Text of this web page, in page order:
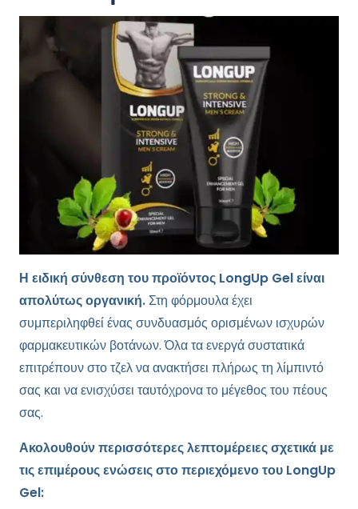
Η ειδική σύνθεση του προϊόντος LongUp Gel είναι
απολύτως οργανική.Στη φόρμουλα έχει
συμπεριληφθεί ένας συνδυασμός ορισμένων ισχυρών
φαρμακευτικών βοτάνων. Όλα τα ενεργά συστατικά
επιτρέπουν στο τζελ να ανακτήσει πλήρως τη λίμπιντό
σας και να ενισχύσει ταυτόχρονα το μέγεθος του πέους
σας.
Ακολουθούν περισσότερες λεπτομέρειες σχετικά με
τις επιμέρους ενώσεις στο περιεχόμενο του LongUp
Gel: